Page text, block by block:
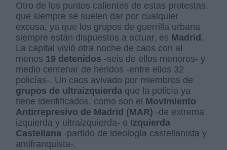
Otro de los puntos calientes de estas protestas,
que siempre se suelen dar por cualquier
excusa, ya que los grupos de guerrilla urbana
siempre están dispuestos a actuar, es Madrid .
La capital vivió otra noche de caos con al
menos 19 detenidos -seis de ellos menores- y
medio centenar de heridos -entre ellos 32
policías-. Un caos avivado por miembros de
grupos de ultraizquierda que la policía ya
tiene identificados, como son el Movimiento
Antirrepresivo de Madrid (MAR) -de extrema
izquierda y ultraizquierda- o Izquierda
Castellana -partido de ideología castellanista y
antifranquista-.